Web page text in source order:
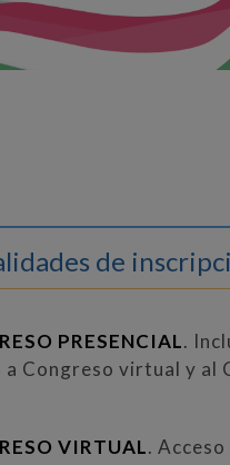
de
PRESENCIAL.
a Congreso virtual y al
VIRTUAL. Acceso